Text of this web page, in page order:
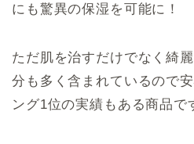
にも驚異の保湿を可能に！
ただ肌を治すだけでなく綺
分も多く含まれているので
ング1位の実績もある商品で